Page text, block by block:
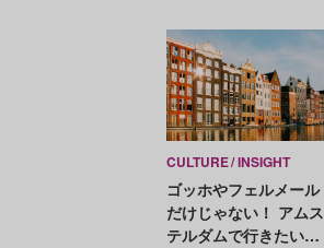
CULTURE INSIGHT
ゴッホやフェルメール
だけじゃない！ アムス
テルダムで行きたい美